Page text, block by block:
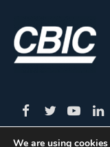
We are using